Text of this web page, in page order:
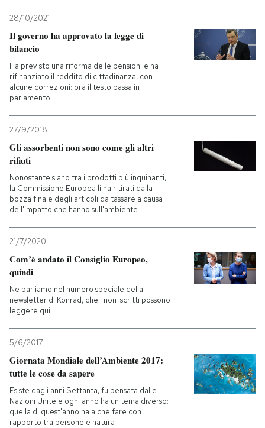
28/10/2021
Il governo ha approvato la legge di
bilancio
Ha previsto una riforma delle pensioni e ha
rifinanziato il reddito di cittadinanza, con
alcune correzioni: ora il testo passa in
parlamento
27/9/2018
Gli assorbenti non sono come gli altri
rifiuti
Nonostante siano tra i prodotti più inquinanti,
la Commissione Europea li ha ritirati dalla
bozza finale degli articoli da tassare a causa
dell'impatto che hanno sull'ambiente
21/7/2020
Com’è andato il Consiglio Europeo,
quindi
Ne parliamo nel numero speciale della
newsletter di Konrad, che i non iscritti possono
leggere qui
5/6/2017
Giornata Mondiale dell’Ambiente 2017:
tutte le cose da sapere
Esiste dagli anni Settanta, fu pensata dalle
Nazioni Unite e ogni anno ha un tema diverso:
quella di quest'anno ha a che fare con il
rapporto tra persone e natura